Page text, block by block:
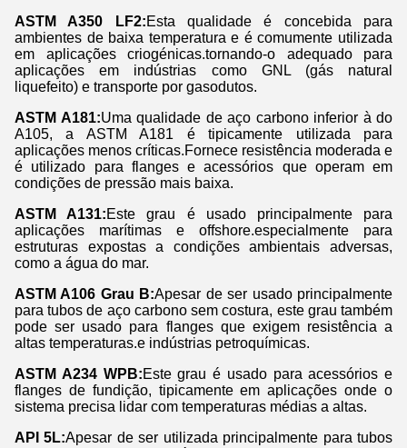
ASTM A350 LF2:Esta qualidade é concebida para
ambientes de baixa temperatura e é comumente utilizada
em aplicações criogénicas.tornando-o adequado para
aplicações em indústrias como GNL (gás natural
liquefeito) e transporte por gasodutos.
ASTM A181:Uma qualidade de aço carbono inferior à do
A105, a ASTM A181 é tipicamente utilizada para
aplicações menos críticas.Fornece resistência moderada e
é utilizado para flanges e acessórios que operam em
condições de pressão mais baixa.
ASTM A131:Este grau é usado principalmente para
aplicações marítimas e offshore.especialmente para
estruturas expostas a condições ambientais adversas,
como a água do mar.
ASTM A106 Grau B:Apesar de ser usado principalmente
para tubos de aço carbono sem costura, este grau também
pode ser usado para flanges que exigem resistência a
altas temperaturas.e indústrias petroquímicas.
ASTM A234 WPB:Este grau é usado para acessórios e
flanges de fundição, tipicamente em aplicações onde o
sistema precisa lidar com temperaturas médias a altas.
API 5L:Apesar de ser utilizada principalmente para tubos